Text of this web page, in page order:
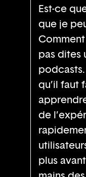
Est-ce
que je
pas dites
qu’il faut
de
plus